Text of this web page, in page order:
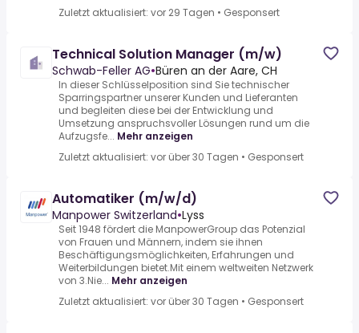
Zuletzt aktualisiert: vor 29 Tagen • Gesponsert
Technical Solution Manager (m/w)
Schwab-Feller AG•Büren an der Aare, CH
In dieser Schlüsselposition sind Sie technischer
Sparringspartner unserer Kunden und Lieferanten
und begleiten diese bei der Entwicklung und
Umsetzung anspruchsvoller Lösungen rund um die
Aufzugsfe... Mehr anzeigen
Zuletzt aktualisiert: vor über 30 Tagen • Gesponsert
Automatiker (m/w/d)
Manpower Switzerland•Lyss
Seit 1948 fördert die ManpowerGroup das Potenzial
von Frauen und Männern, indem sie ihnen
Beschäftigungsmöglichkeiten, Erfahrungen und
Weiterbildungen bietet.Mit einem weltweiten Netzwerk
von 3.Nie... Mehr anzeigen
Zuletzt aktualisiert: vor über 30 Tagen • Gesponsert